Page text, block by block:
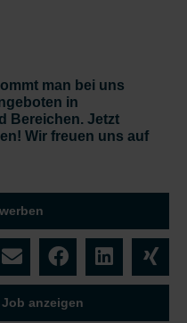
man bei uns
in
Bereichen. Jetzt
Wir freuen uns auf
anzeigen